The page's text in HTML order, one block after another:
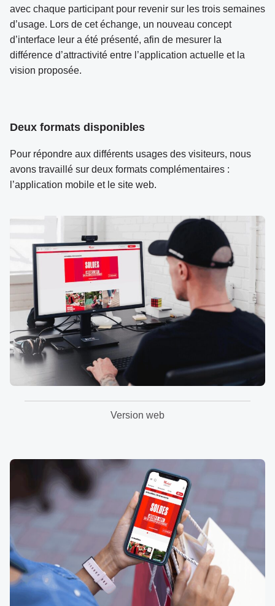
avec chaque participant pour revenir sur les trois semaines
d’usage. Lors de cet échange, un nouveau concept
d’interface leur a été présenté, afin de mesurer la
différence d’attractivité entre l’application actuelle et la
vision proposée.
Deux formats disponibles
Pour répondre aux différents usages des visiteurs, nous
avons travaillé sur deux formats complémentaires :
l’application mobile et le site web.
Version web